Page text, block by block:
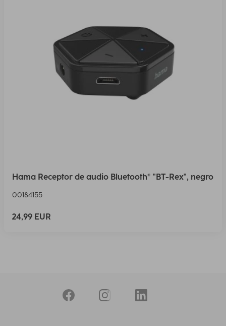
Hama Receptor de audio Bluetooth® "BT-Rex", negro
00184155
24,99 EUR